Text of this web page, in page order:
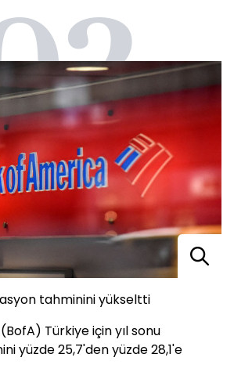
tahminini yükseltti
Türkiye için yıl sonu
yüzde 25,7'den yüzde 28,1'e